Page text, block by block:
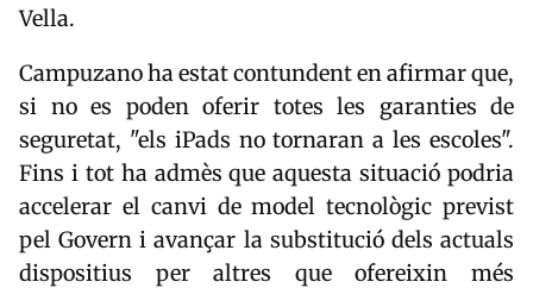
Vella.
Campuzano ha estat contundent en afirmar que,
si no es poden oferir totes les garanties de
seguretat, "els iPads no tornaran a les escoles".
Fins i tot ha admès que aquesta situació podria
accelerar el canvi de model tecnològic previst
pel Govern i avançar la substitució dels actuals
dispositius per altres que ofereixin més